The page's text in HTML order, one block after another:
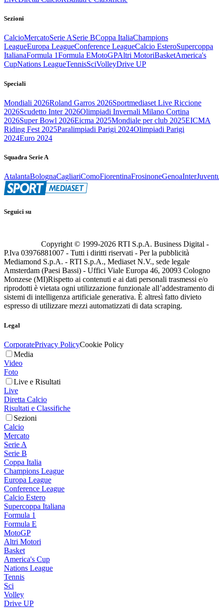
Sezioni
CalcioMercatoSerie ASerie BCoppa ItaliaChampions
LeagueEuropa LeagueConference LeagueCalcio EsteroSupercoppa
ItalianaFormula 1Formula EMotoGPAltri MotoriBasketAmerica's
CupNations LeagueTennisSciVolleyDrive UP
Speciali
Mondiali 2026Roland Garros 2026Sportmediaset Live Riccione
2026Scudetto Inter 2026Olimpiadi Invernali Milano Cortina
2026Super Bowl 2026Eicma 2025Mondiale per club 2025EICMA
Riding Fest 2025Paralimpiadi Parigi 2024Olimpiadi Parigi
2024Euro 2024
Squadra Serie A
AtalantaBolognaCagliariComoFiorentinaFrosinoneGenoaInter
Seguici su
Copyright © 1999-2026 RTI S.p.A. Business Digital -
P.Iva 03976881007 - Tutti i diritti riservati - Per la pubblicità
Mediamond S.p.A. - RTI S.p.A., Mediaset N.V., sede legale
Amsterdam (Paesi Bassi) - Uffici Viale Europa 46, 20093 Cologno
Monzese (MI)Rispetto ai contenuti e ai dati personali trasmessi e/o
riprodotti è vietata ogni utilizzazione funzionale all’addestramento di
sistemi di intelligenza artificiale generativa. È altresì fatto divieto
espresso di utilizzare mezzi automatizzati di data scraping.
Legal
CorporatePrivacy PolicyCookie Policy
Media
Video
Foto
Live e Risultati
Live
Diretta Calcio
Risultati e Classifiche
Sezioni
Calcio
Mercato
Serie A
Serie B
Coppa Italia
Champions League
Europa League
Conference League
Calcio Estero
Supercoppa Italiana
Formula 1
Formula E
MotoGP
Altri Motori
Basket
America's Cup
Nations League
Tennis
Sci
Volley
Drive UP